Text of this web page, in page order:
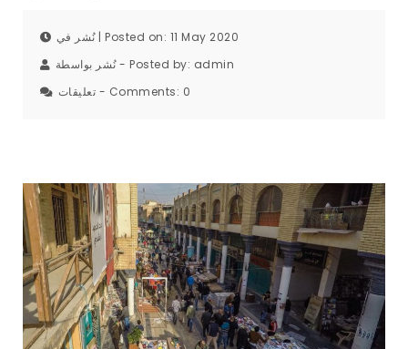
نُشر في | Posted on: 11 May 2020
نُشر بواسطة - Posted by: admin
تعليقات - Comments: 0